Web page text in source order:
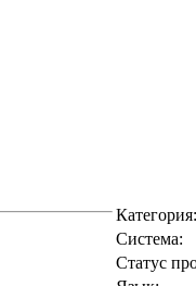
Категория:
Cистема:
Статус